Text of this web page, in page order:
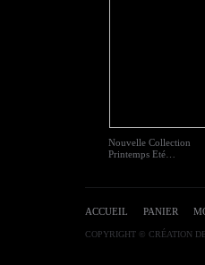
Nouvelle Collection
Printemps Eté…
ACCUEIL PANIER
COPYRIGHT © CRÉATION